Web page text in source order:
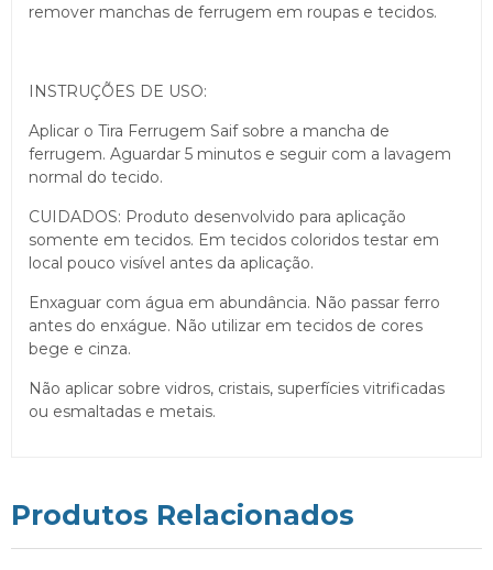
remover manchas de ferrugem em roupas e tecidos.
INSTRUÇÕES DE USO:
Aplicar o Tira Ferrugem Saif sobre a mancha de
ferrugem. Aguardar 5 minutos e seguir com a lavagem
normal do tecido.
CUIDADOS: Produto desenvolvido para aplicação
somente em tecidos. Em tecidos coloridos testar em
local pouco visível antes da aplicação.
Enxaguar com água em abundância. Não passar ferro
antes do enxágue. Não utilizar em tecidos de cores
bege e cinza.
Não aplicar sobre vidros, cristais, superfícies vitrificadas
ou esmaltadas e metais.
Produtos Relacionados